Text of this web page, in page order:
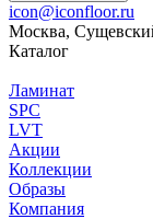
icon@iconfloor.ru
Москва,
Каталог
Ламинат
SPC
LVT
Акции
Коллекции
Образы
Компания